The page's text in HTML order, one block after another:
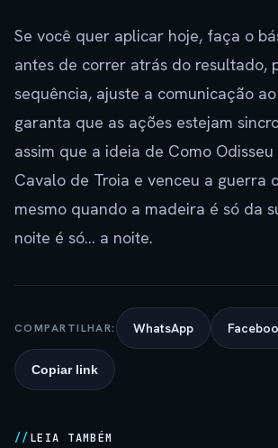
Se você quer aplicar hoje, faça o
antes de correr atrás do resultado,
sequência, ajuste a comunicação
garanta que as ações estejam
assim que a ideia de Como
Cavalo de Troia e venceu a guerra
mesmo quando a madeira é só da
noite é só… a noite.
COMPARTILHAR: WhatsApp
Copiar link
LEIA TAMBÉM